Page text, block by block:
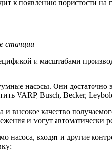
к появлению пористости на
станции
и масштабами
насосы. Они
VARP, Busch, Becker,
и высокое качество
и могут автоматически
входят и другие